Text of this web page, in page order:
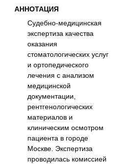
АННОТАЦИЯ
Судебно-медицинская
экспертиза качества
оказания
стоматологических услуг
и ортопедического
лечения с анализом
медицинской
документации,
рентгенологических
материалов и
клиническим осмотром
пациента в городе
Москве. Экспертиза
проводилась комиссией